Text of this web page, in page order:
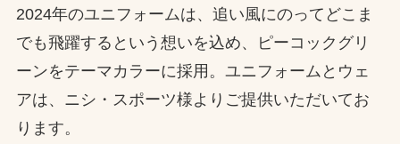
2024年のユニフォームは、追い風にのってどこま
でも飛躍するという想いを込め、ピーコックグリ
ーンをテーマカラーに採用。ユニフォームとウェ
アは、ニシ・スポーツ様よりご提供いただいてお
ります。